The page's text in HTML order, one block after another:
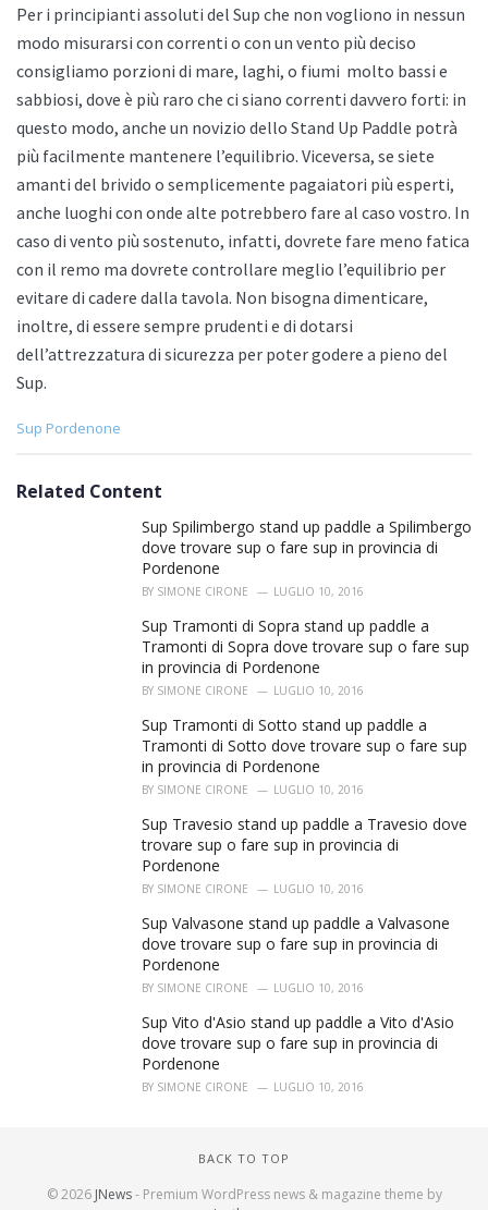
Per i principianti assoluti del Sup che non vogliono in nessun
modo misurarsi con correnti o con un vento più deciso
consigliamo porzioni di mare, laghi, o fiumi molto bassi e
sabbiosi, dove è più raro che ci siano correnti davvero forti: in
questo modo, anche un novizio dello Stand Up Paddle potrà
più facilmente mantenere l’equilibrio. Viceversa, se siete
amanti del brivido o semplicemente pagaiatori più esperti,
anche luoghi con onde alte potrebbero fare al caso vostro. In
caso di vento più sostenuto, infatti, dovrete fare meno fatica
con il remo ma dovrete controllare meglio l’equilibrio per
evitare di cadere dalla tavola. Non bisogna dimenticare,
inoltre, di essere sempre prudenti e di dotarsi
dell’attrezzatura di sicurezza per poter godere a pieno del
Sup.
C
e
Sup Pordenone
Related Content
Sup Spilimbergo stand up paddle a Spilimbergo
dove trovare sup o fare sup in provincia di
Pordenone
BY SIMONE CIRONE LUGLIO 10, 2016
Sup Tramonti di Sopra stand up paddle a
Tramonti di Sopra dove trovare sup o fare sup
in provincia di Pordenone
BY SIMONE CIRONE LUGLIO 10, 2016
Sup Tramonti di Sotto stand up paddle a
Tramonti di Sotto dove trovare sup o fare sup
in provincia di Pordenone
BY SIMONE CIRONE LUGLIO 10, 2016
Sup Travesio stand up paddle a Travesio dove
trovare sup o fare sup in provincia di
Pordenone
BY SIMONE CIRONE LUGLIO 10, 2016
Sup Valvasone stand up paddle a Valvasone
dove trovare sup o fare sup in provincia di
Pordenone
BY SIMONE CIRONE LUGLIO 10, 2016
Sup Vito d'Asio stand up paddle a Vito d'Asio
dove trovare sup o fare sup in provincia di
Pordenone
BY SIMONE CIRONE LUGLIO 10, 2016
BACK TO TOP
© 2026 JNews- Premium WordPress news & magazine theme by